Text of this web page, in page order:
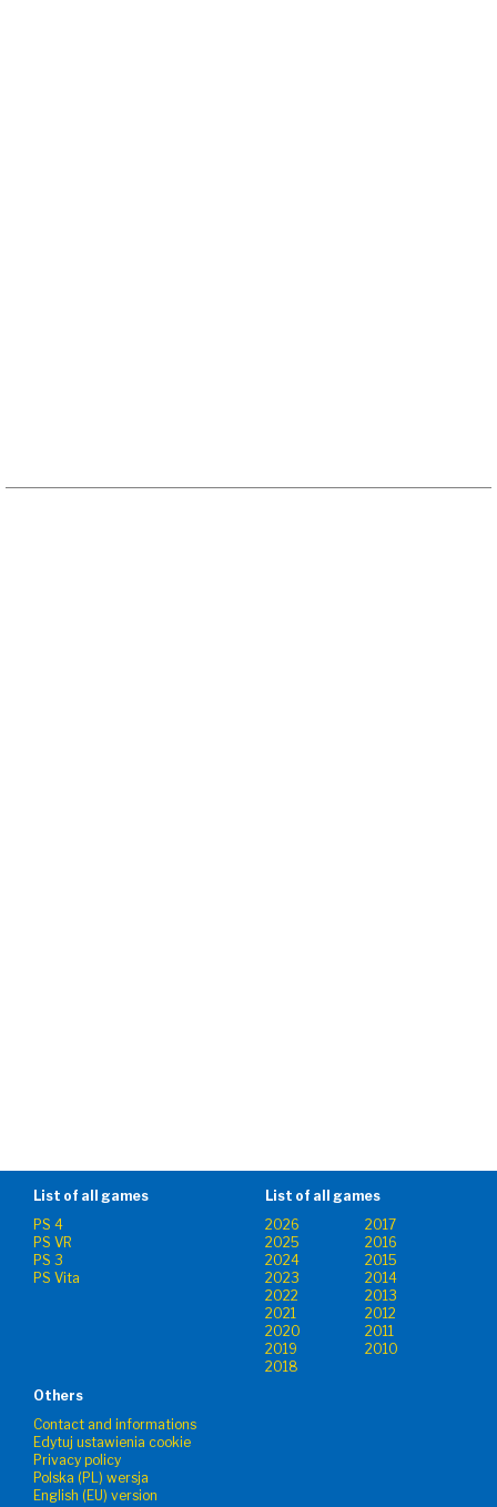
List of all games
PS 4
PS VR
PS 3
PS Vita
List of all games
2026
2017
2025
2016
2024
2015
2023
2014
2022
2013
2021
2012
2020
2011
2019
2010
2018
Others
Contact and informations
Edytuj ustawienia cookie
Privacy policy
Polska (PL) wersja
English (EU) version